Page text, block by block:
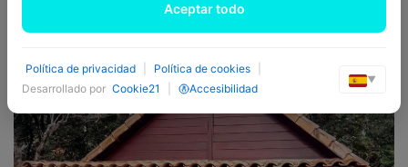
Aceptar todo
Política de privacidad Política de cookies
Desarrollado por Cookie21 Accesibilidad
▼